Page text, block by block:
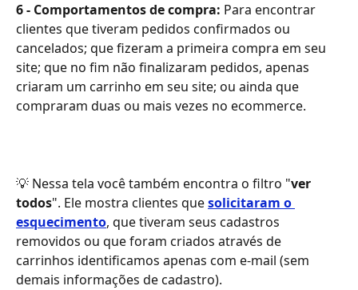
6 - Comportamentos de compra: Para encontrar
clientes que tiveram pedidos confirmados ou
cancelados; que fizeram a primeira compra em seu
site; que no fim não finalizaram pedidos, apenas
criaram um carrinho em seu site; ou ainda que
compraram duas ou mais vezes no ecommerce.
💡 Nessa tela você também encontra o filtro "ver
todos". Ele mostra clientes que solicitaram o
esquecimento, que tiveram seus cadastros
removidos ou que foram criados através de
carrinhos identificamos apenas com e-mail (sem
demais informações de cadastro).